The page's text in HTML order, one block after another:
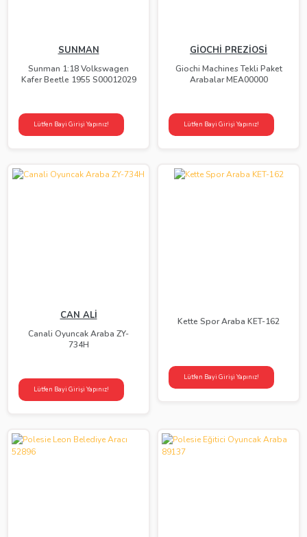
SUNMAN
Sunman 1:18 Volkswagen
Kafer Beetle 1955 S00012029
Lütfen Bayi Girişi Yapınız!
GİOCHİ PREZİOSİ
Giochi Machines Tekli Paket
Arabalar MEA00000
Lütfen Bayi Girişi Yapınız!
CAN ALİ
Canali Oyuncak Araba ZY-
734H
Lütfen Bayi Girişi Yapınız!
Kette Spor Araba KET-162
Lütfen Bayi Girişi Yapınız!